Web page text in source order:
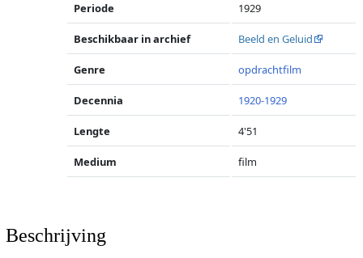
Periode 1929
Beschikbaar in archief Beeld en Geluid
Genre opdrachtfilm
Decennia 1920-1929
Lengte 4'51
Medium film
Beschrijving